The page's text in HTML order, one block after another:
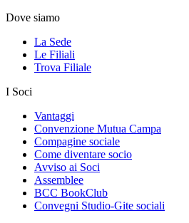
Dove siamo
La Sede
Le Filiali
Trova Filiale
I Soci
Vantaggi
Convenzione Mutua Campa
Compagine sociale
Come diventare socio
Avviso ai Soci
Assemblee
BCC BookClub
Convegni Studio-Gite sociali